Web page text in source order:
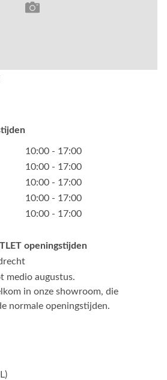
10:00 - 17:00
10:00 - 17:00
10:00 - 17:00
10:00 - 17:00
10:00 - 17:00
openingstijden
medio augustus.
in onze showroom, die
normale openingstijden.